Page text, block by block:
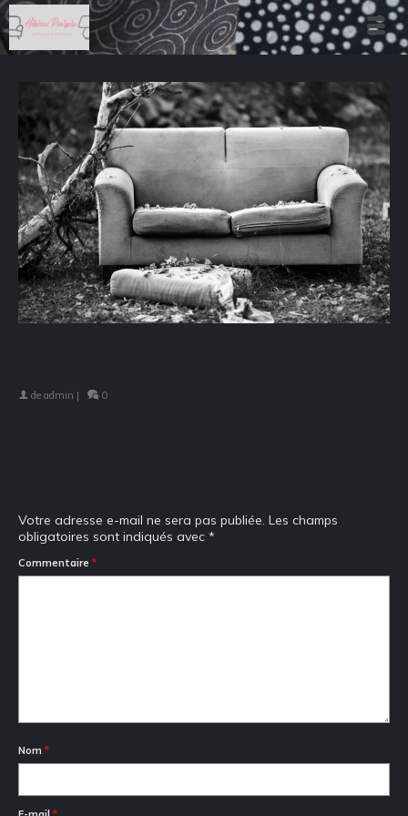
de admin | 0
Votre adresse e-mail ne sera pas publiée. Les champs
obligatoires sont indiqués avec *
Commentaire *
Nom *